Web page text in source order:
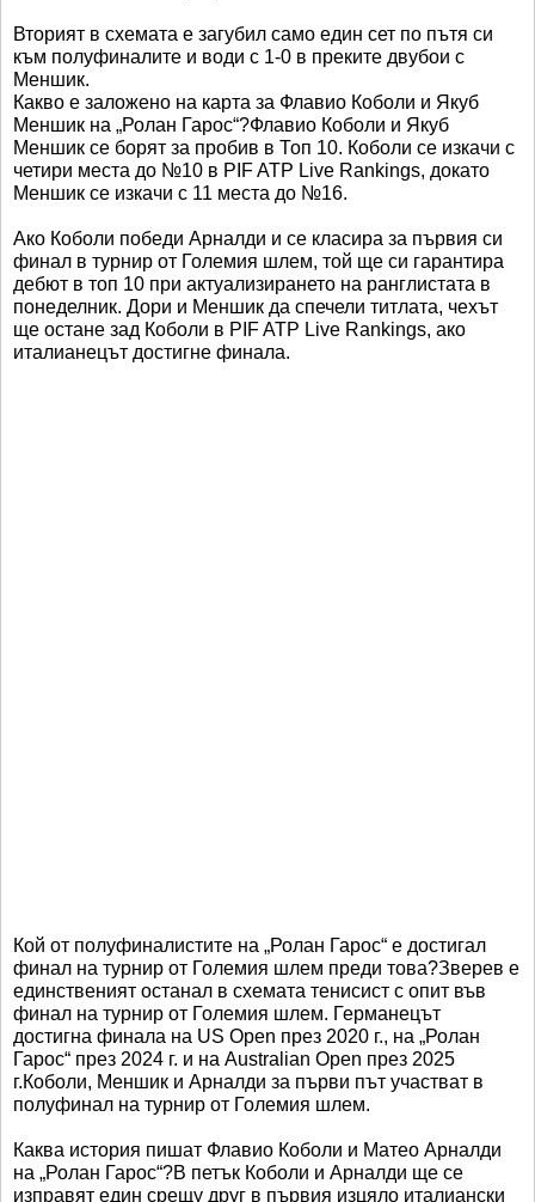
Вторият в схемата е загубил само един сет по пътя си
към полуфиналите и води с 1-0 в преките двубои с
Меншик.
Какво е заложено на карта за Флавио Коболи и Якуб
Меншик на „Ролан Гарос“?Флавио Коболи и Якуб
Меншик се борят за пробив в Топ 10. Коболи се изкачи с
четири места до №10 в PIF ATP Live Rankings, докато
Меншик се изкачи с 11 места до №16.
Ако Коболи победи Арналди и се класира за първия си
финал в турнир от Големия шлем, той ще си гарантира
дебют в топ 10 при актуализирането на ранглистата в
понеделник. Дори и Меншик да спечели титлата, чехът
ще остане зад Коболи в PIF ATP Live Rankings, ако
италианецът достигне финала.
Кой от полуфиналистите на „Ролан Гарос“ е достигал
финал на турнир от Големия шлем преди това?Зверев е
единственият останал в схемата тенисист с опит във
финал на турнир от Големия шлем. Германецът
достигна финала на US Open през 2020 г., на „Ролан
Гарос“ през 2024 г. и на Australian Open през 2025
г.Коболи, Меншик и Арналди за първи път участват в
полуфинал на турнир от Големия шлем.
Каква история пишат Флавио Коболи и Матео Арналди
на „Ролан Гарос“?В петък Коболи и Арналди ще се
изправят един срещу друг в първия изцяло италиански